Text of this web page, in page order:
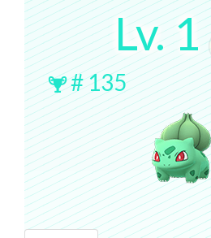
Lv.1
#135